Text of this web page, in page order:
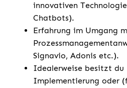
innovativen
Chatbots).
Erfahrung im Umgang
Signavio, Adonis etc.).
Idealerweise besitzt du
Implementierung oder